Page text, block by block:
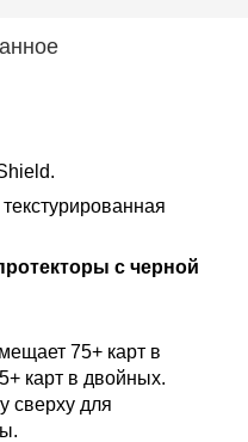
с черной
75+ карт в
карт в двойных.
сверху для